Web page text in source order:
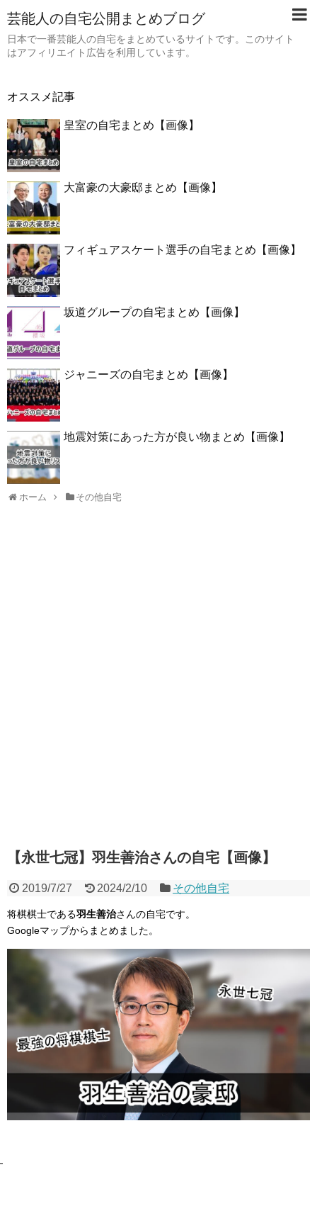
芸能人の自宅公開まとめブログ
日本で一番芸能人の自宅をまとめているサイトです。このサイト
はアフィリエイト広告を利用しています。
オススメ記事
皇室の自宅まとめ【画像】
大富豪の大豪邸まとめ【画像】
フィギュアスケート選手の自宅まとめ【画像】
坂道グループの自宅まとめ【画像】
ジャニーズの自宅まとめ【画像】
地震対策にあった方が良い物まとめ【画像】
ホーム その他自宅
【永世七冠】羽生善治さんの自宅【画像】
2019/7/27 2024/2/10 その他自宅
将棋棋士である羽生善治さんの自宅です。
Googleマップからまとめました。